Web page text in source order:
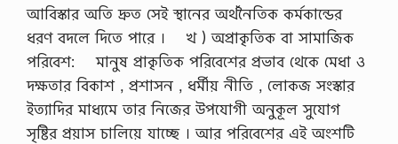
আবিস্কার অতি দ্রুত সেই স্থানের অর্থনৈতিক কর্মকান্ডের
ধরণ বদলে দিতে পারে । খ ) অপ্রাকৃতিক বা সামাজিক
পরিবেশ: মানুষ প্রাকৃতিক পরিবেশের প্রভাব থেকে মেধা ও
দক্ষতার বিকাশ , প্রশাসন , ধর্মীয় নীতি , লােকজ সংস্কার
ইত্যাদির মাধ্যমে তার নিজের উপযােগী অনুকূল সুযােগ
সৃষ্টির প্রয়াস চালিয়ে যাচ্ছে । আর পরিবেশের এই অংশটি